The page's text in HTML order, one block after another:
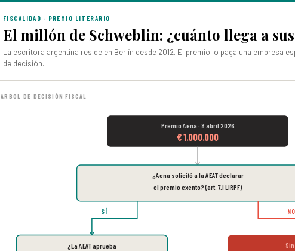
FISCALIDAD · PREMIO LITERARIO
El millón de Schweblin: ¿cuánto llega a
La escritora argentina reside en Berlín desde 2012. El premio lo paga una empresa
de decisión.
ÁRBOL DE DECISIÓN FISCAL
Premio Aena · 8 abril 2026
€ 1.000.000
¿Aena solicitó a la AEAT declarar
el premio exento? (art. 7.l LIRPF)
SÍ NO
¿La AEAT aprueba